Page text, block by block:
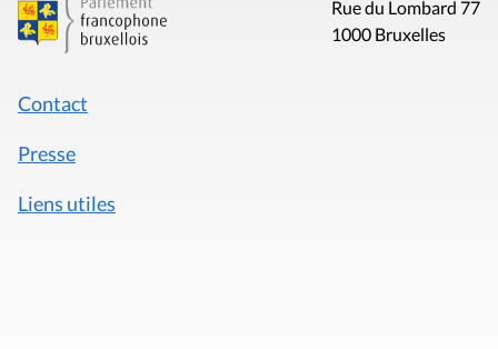
Rue du Lombard 77
1000 Bruxelles
Contact
Presse
Liens utiles